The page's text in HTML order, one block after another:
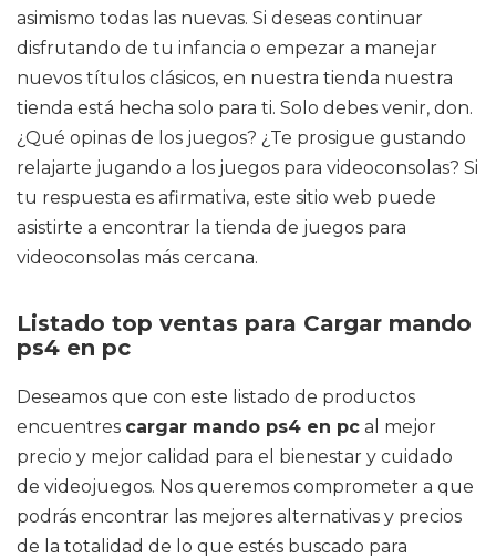
asimismo todas las nuevas. Si deseas continuar
disfrutando de tu infancia o empezar a manejar
nuevos títulos clásicos, en nuestra tienda nuestra
tienda está hecha solo para ti. Solo debes venir, don.
¿Qué opinas de los juegos? ¿Te prosigue gustando
relajarte jugando a los juegos para videoconsolas? Si
tu respuesta es afirmativa, este sitio web puede
asistirte a encontrar la tienda de juegos para
videoconsolas más cercana.
Listado top ventas para Cargar mando
ps4 en pc
Deseamos que con este listado de productos
encuentres cargar mando ps4 en pc al mejor
precio y mejor calidad para el bienestar y cuidado
de videojuegos. Nos queremos comprometer a que
podrás encontrar las mejores alternativas y precios
de la totalidad de lo que estés buscado para